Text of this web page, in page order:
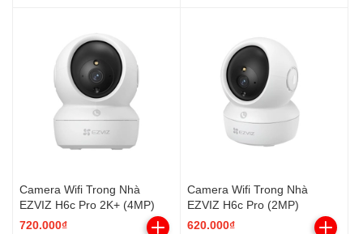
Camera Wifi Trong Nhà
EZVIZ H6c Pro 2K+ (4MP)
720.000₫
Camera Wifi Trong Nhà
EZVIZ H6c Pro (2MP)
620.000₫